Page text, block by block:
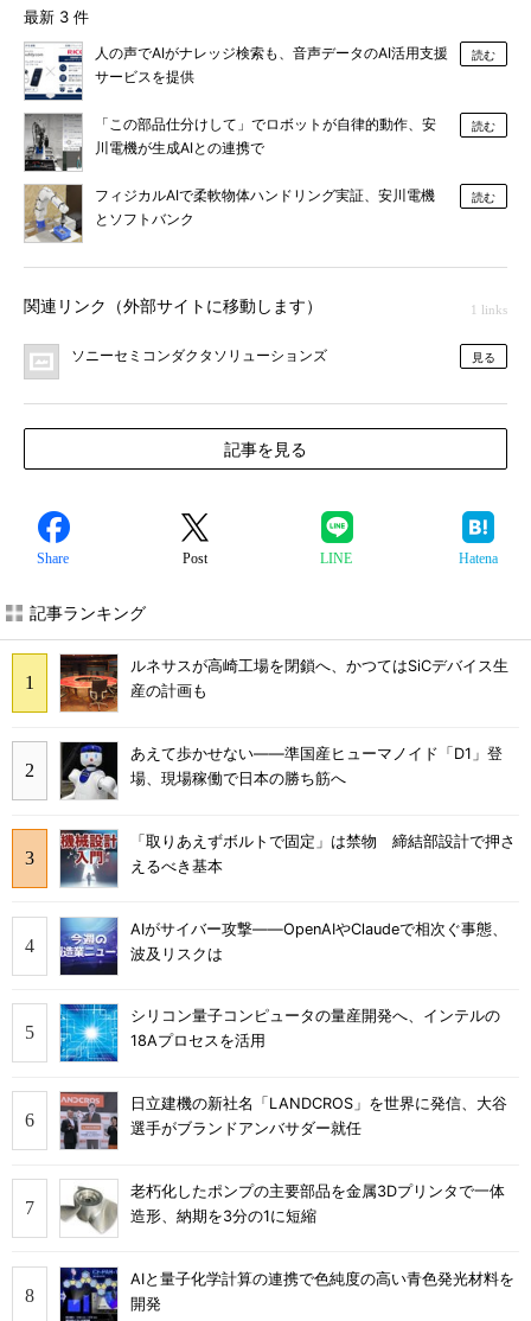
最新 3 件
人の声でAIがナレッジ検索も、音声データのAI活用支援
サービスを提供
読む
「この部品仕分けして」でロボットが自律的動作、安
川電機が生成AIとの連携で
読む
フィジカルAIで柔軟物体ハンドリング実証、安川電機
とソフトバンク
読む
関連リンク（外部サイトに移動します） 1 links
ソニーセミコンダクタソリューションズ 見る
記事を見る
Share Post LINE Hatena
記事ランキング
ルネサスが高崎工場を閉鎖へ、かつてはSiCデバイス生
産の計画も
あえて歩かせない――準国産ヒューマノイド「D1」登
場、現場稼働で日本の勝ち筋へ
「取りあえずボルトで固定」は禁物 締結部設計で押さ
えるべき基本
AIがサイバー攻撃――OpenAIやClaudeで相次ぐ事態、
波及リスクは
シリコン量子コンピュータの量産開発へ、インテルの
18Aプロセスを活用
日立建機の新社名「LANDCROS」を世界に発信、大谷
選手がブランドアンバサダー就任
老朽化したポンプの主要部品を金属3Dプリンタで一体
造形、納期を3分の1に短縮
AIと量子化学計算の連携で色純度の高い青色発光材料を
開発